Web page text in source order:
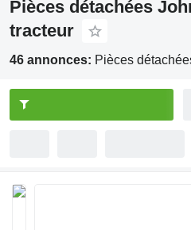
Pièces détachées
tracteur
46 annonces: Pièces